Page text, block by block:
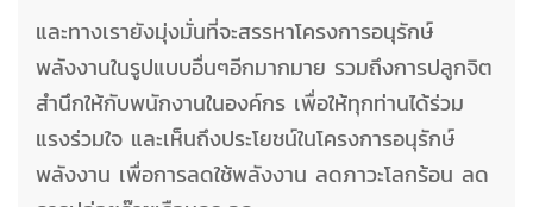
และทางเรายังมุ่งมั่นที่จะสรรหาโครงการอนุรักษ์
พลังงานในรูปแบบอื่นๆอีกมากมาย รวมถึงการปลูกจิต
สำนึกให้กับพนักงานในองค์กร เพื่อให้ทุกท่านได้ร่วม
แรงร่วมใจ และเห็นถึงประโยชน์ในโครงการอนุรักษ์
พลังงาน เพื่อการลดใช้พลังงาน ลดภาวะโลกร้อน ลด